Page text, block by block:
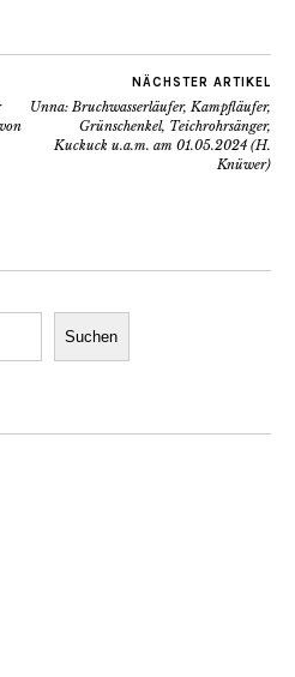
NÄCHSTER ARTIKEL
Unna: Bruchwasserläufer, Kampfläufer,
Grünschenkel, Teichrohrsänger,
Kuckuck u.a.m. am 01.05.2024 (H.
Knüwer)
Suchen